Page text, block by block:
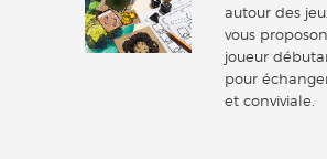
autour des
vous
joueur
pour
et conviviale.